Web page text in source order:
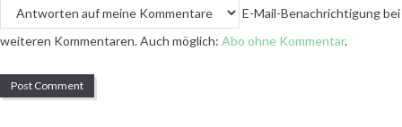
E-Mail-Benachrichtigung bei
weiteren Kommentaren. Auch möglich: Abo ohne Kommentar.